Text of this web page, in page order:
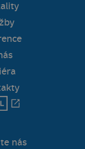
nás